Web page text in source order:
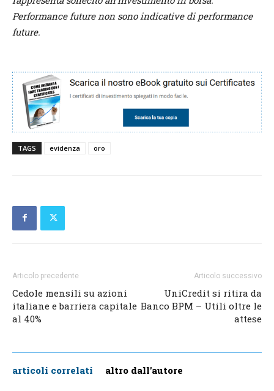
Performance future non sono indicative di performance
future.
TAGS evidenza oro
Articolo precedente
Cedole mensili su azioni
italiane e barriera capitale
al 40%
Articolo successivo
UniCredit si ritira da
Banco BPM – Utili oltre le
attese
articoli correlati altro dall'autore